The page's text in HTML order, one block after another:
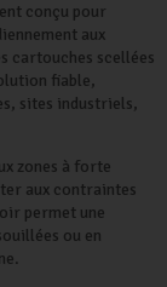
conçu pour
aux
cartouches scellées
fiable,
sites industriels,
zones à forte
aux contraintes
permet une
ou en